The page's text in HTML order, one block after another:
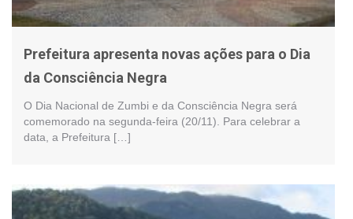
Prefeitura apresenta novas ações para o Dia
da Consciência Negra
O Dia Nacional de Zumbi e da Consciência Negra será
comemorado na segunda-feira (20/11). Para celebrar a
data, a Prefeitura […]